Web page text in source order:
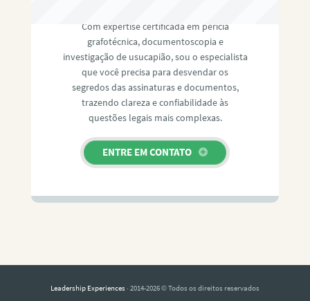
Com expertise certificada em perícia
grafotécnica, documentoscopia e
investigação de usucapião, sou o especialista
que você precisa para desvendar os
segredos das assinaturas e documentos,
trazendo clareza e confiabilidade às
questões legais mais complexas.
ENTRE EM CONTATO
Leadership Experiences · 2014-2026 © Todos os direitos reservados